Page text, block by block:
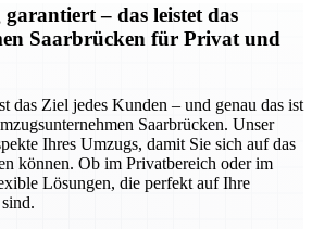
garantiert – das leistet das
Saarbrücken für Privat und
das Ziel jedes Kunden – und genau das ist
Saarbrücken. Unser
Ihres Umzugs, damit Sie sich auf das
können. Ob im Privatbereich oder im
Lösungen, die perfekt auf Ihre